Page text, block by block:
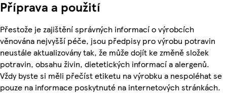
Příprava a použití
Přestože je zajištění správných informací o výrobcích
věnována nejvyšší péče, jsou předpisy pro výrobu potravin
neustále aktualizovány tak, že může dojít ke změně složek
potravin, obsahu živin, dietetických informací a alergenů.
Vždy byste si měli přečíst etiketu na výrobku a nespoléhat se
pouze na informace poskytnuté na internetových stránkách.